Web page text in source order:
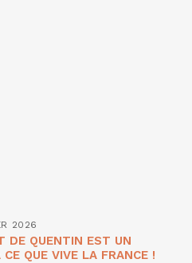
2026
DE QUENTIN EST UN
QUE VIVE LA FRANCE !